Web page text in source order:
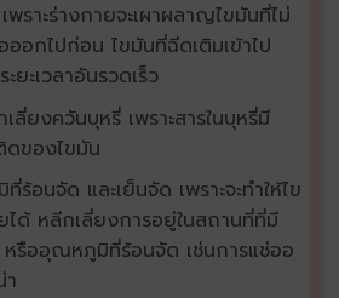
ราะร่างกายจะเผาผลาญไขมันที่ไม่
ออกไปก่อน ไขมันที่ฉีดเติมเข้าไป
ยะเวลาอันรวดเร็ว
ลี่ยงควันบุหรี่ เพราะสารในบุหรี่มี
ดของไขมัน
อนจัด และเย็นจัด เพราะจะทำให้ไข
ได้ หลีกเลี่ยงการอยู่ในสถานที่ที่มี
รืออุณหภูมิที่ร้อนจัด เช่นการแช่ออ
า